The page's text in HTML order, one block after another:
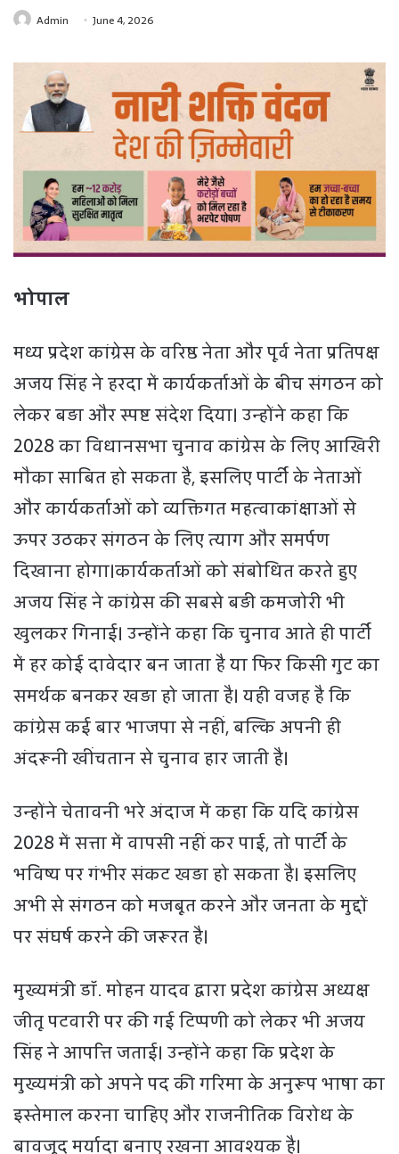
Admin June 4, 2026
भोपाल
मध्य प्रदेश कांग्रेस के वरिष्ठ नेता और पूर्व नेता प्रतिपक्ष
अजय सिंह ने हरदा में कार्यकर्ताओं के बीच संगठन को
लेकर बड़ा और स्पष्ट संदेश दिया। उन्होंने कहा कि
2028 का विधानसभा चुनाव कांग्रेस के लिए आखिरी
मौका साबित हो सकता है, इसलिए पार्टी के नेताओं
और कार्यकर्ताओं को व्यक्तिगत महत्वाकांक्षाओं से
ऊपर उठकर संगठन के लिए त्याग और समर्पण
दिखाना होगा।कार्यकर्ताओं को संबोधित करते हुए
अजय सिंह ने कांग्रेस की सबसे बड़ी कमजोरी भी
खुलकर गिनाई। उन्होंने कहा कि चुनाव आते ही पार्टी
में हर कोई दावेदार बन जाता है या फिर किसी गुट का
समर्थक बनकर खड़ा हो जाता है। यही वजह है कि
कांग्रेस कई बार भाजपा से नहीं, बल्कि अपनी ही
अंदरूनी खींचतान से चुनाव हार जाती है।
उन्होंने चेतावनी भरे अंदाज में कहा कि यदि कांग्रेस
2028 में सत्ता में वापसी नहीं कर पाई, तो पार्टी के
भविष्य पर गंभीर संकट खड़ा हो सकता है। इसलिए
अभी से संगठन को मजबूत करने और जनता के मुद्दों
पर संघर्ष करने की जरूरत है।
मुख्यमंत्री डॉ. मोहन यादव द्वारा प्रदेश कांग्रेस अध्यक्ष
जीतू पटवारी पर की गई टिप्पणी को लेकर भी अजय
सिंह ने आपत्ति जताई। उन्होंने कहा कि प्रदेश के
मुख्यमंत्री को अपने पद की गरिमा के अनुरूप भाषा का
इस्तेमाल करना चाहिए और राजनीतिक विरोध के
बावजूद मर्यादा बनाए रखना आवश्यक है।